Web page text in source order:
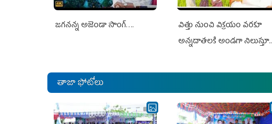
జగనన్న అజెండా సాంగ్….
విత్తు నుంచి విక్రయం వరకూ
అన్నదాతలకి అండగా నిలుస్తూ..
తాజా ఫోటోలు